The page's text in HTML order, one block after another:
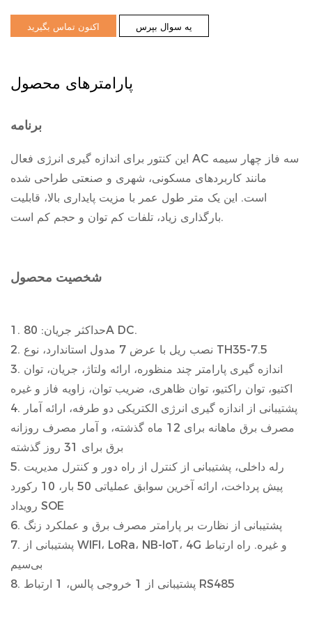
اکنون تماس بگیرید یه سوال بپرس
پارامترهای محصول
برنامه
این کنتور برای اندازه گیری انرژی فعال AC سه فاز چهار سیمه
مانند کاربردهای مسکونی، شهری و صنعتی طراحی شده
است. این یک متر طول عمر با مزیت پایداری بالا، قابلیت
بارگذاری زیاد، تلفات کم توان و حجم کم است.
شخصیت محصول
1. حداکثر جریان: 80A DC.
2. نصب ریل با عرض 7 مدول استاندارد، نوع TH35-7.5
3. اندازه گیری پارامتر چند منظوره، ارائه ولتاژ، جریان، توان
اکتیو، توان راکتیو، توان ظاهری، ضریب توان، زاویه فاز و غیره
4. پشتیبانی از اندازه گیری انرژی الکتریکی دو طرفه، ارائه آمار
مصرف برق ماهانه برای 12 ماه گذشته، و آمار مصرف روزانه
برق برای 31 روز گذشته
5. رله داخلی، پشتیبانی از کنترل از راه دور و کنترل مدیریت
پیش پرداخت، ارائه آخرین سوابق عملیاتی 50 بار، 10 رکورد
رویداد SOE
6. پشتیبانی از نظارت بر پارامتر مصرف برق و عملکرد زنگ
7. پشتیبانی از WIFI، LoRa، NB-IoT، 4G و غیره. راه ارتباط
بی‌سیم
8. پشتیبانی از 1 خروجی پالس، 1 ارتباط RS485